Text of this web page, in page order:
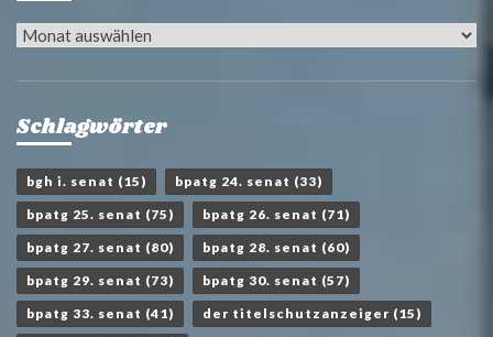
Archiv
Schlagwörter
bgh i. senat (15) bpatg 24. senat (33)
bpatg 25. senat (75) bpatg 26. senat (71)
bpatg 27. senat (80) bpatg 28. senat (60)
bpatg 29. senat (73) bpatg 30. senat (57)
bpatg 33. senat (41) der titelschutzanzeiger (15)